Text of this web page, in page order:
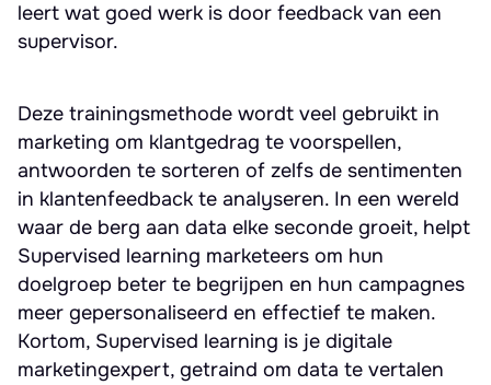
leert wat goed werk is door feedback van een
supervisor.
Deze trainingsmethode wordt veel gebruikt in
marketing om klantgedrag te voorspellen,
antwoorden te sorteren of zelfs de sentimenten
in klantenfeedback te analyseren. In een wereld
waar de berg aan data elke seconde groeit, helpt
Supervised learning marketeers om hun
doelgroep beter te begrijpen en hun campagnes
meer gepersonaliseerd en effectief te maken.
Kortom, Supervised learning is je digitale
marketingexpert, getraind om data te vertalen